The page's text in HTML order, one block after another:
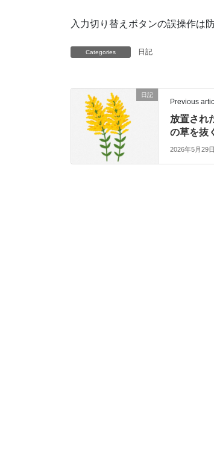
入力切り替えボタンの誤操作は
Categories 日記
日記
Previous
放置され
の草を抜
2026年5月29日